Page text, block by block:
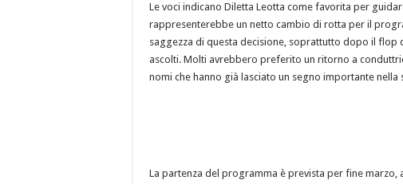
Le voci indicano Diletta Leotta come favorita per
rappresenterebbe un netto cambio di rotta per il
saggezza di questa decisione, soprattutto dopo il flop
ascolti. Molti avrebbero preferito un ritorno a
nomi che hanno già lasciato un segno importante
La partenza del programma è prevista per fine